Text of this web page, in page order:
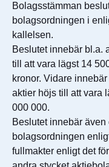
Bolagsstämman
bolagsordningen i
kallelsen.
Beslutet innebär bl.a.
till att vara lägst 14
kronor. Vidare
aktier höjs till att vara
000 000.
Beslutet innebär
bolagsordningen
fullmakter enligt det